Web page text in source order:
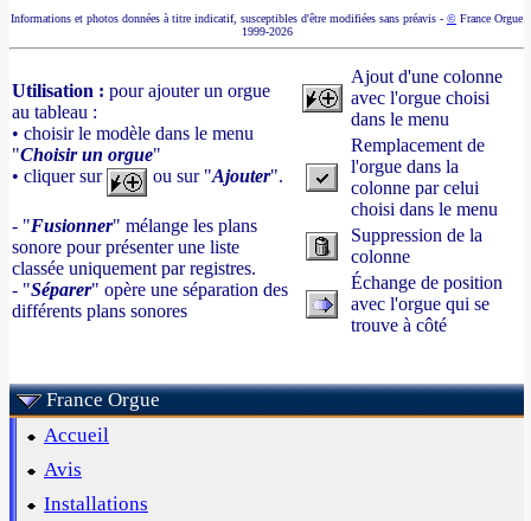
Informations et photos données à titre indicatif, susceptibles d'être modifiées sans préavis - © France Orgue
1999-2026
Utilisation : pour ajouter un orgue
au tableau :
• choisir le modèle dans le menu
"Choisir un orgue"
• cliquer sur
ou sur "Ajouter".
- "Fusionner" mélange les plans
sonore pour présenter une liste
classée uniquement par registres.
- "Séparer" opère une séparation des
différents plans sonores
Ajout d'une colonne
avec l'orgue choisi
dans le menu
Remplacement de
l'orgue dans la
colonne par celui
choisi dans le menu
Suppression de la
colonne
Échange de position
avec l'orgue qui se
trouve à côté
France Orgue
Accueil
Avis
Installations